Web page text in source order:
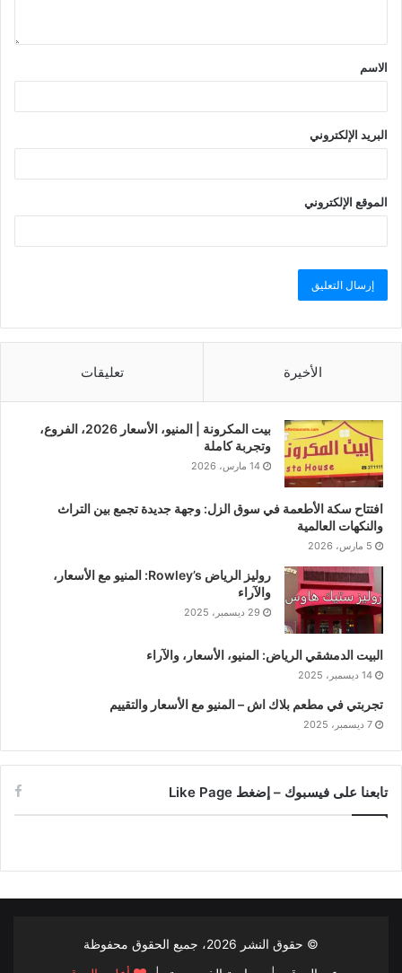
الاسم
البريد الإلكتروني
الموقع الإلكتروني
الأخيرة تعليقات
بيت المكرونة | المنيو، الأسعار 2026، الفروع،
وتجربة كاملة
14 مارس، 2026
افتتاح سكة الأطعمة في سوق الزل: وجهة جديدة تجمع بين التراث
والنكهات العالمية
5 مارس، 2026
روليز الرياض Rowley’s: المنيو مع الأسعار،
والآراء
29 ديسمبر، 2025
البيت الدمشقي الرياض: المنيو، الأسعار، والآراء
14 ديسمبر، 2025
تجربتي في مطعم بلاك اش – المنيو مع الأسعار والتقييم
7 ديسمبر، 2025
تابعنا على فيسبوك – إضغط Like Page
© حقوق النشر 2026، جميع الحقوق محفوظة